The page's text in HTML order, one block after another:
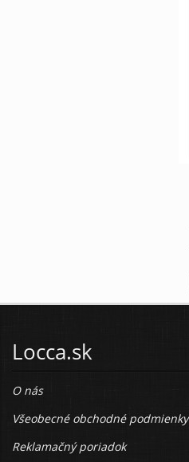
Locca.sk
O nás
Všeobecné obchodné podmienky
Reklamačný poriadok